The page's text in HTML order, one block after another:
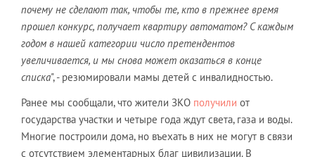
почему не сделают так, чтобы те, кто в прежнее время
прошел конкурс, получает квартиру автоматом? С каждым
годом в нашей категории число претендентов
увеличивается, и мы снова может оказаться в конце
списка", - резюмировали мамы детей с инвалидностью.
Ранее мы сообщали, что жители ЗКО получили от
государства участки и четыре года ждут света, газа и воды.
Многие построили дома, но въехать в них не могут в связи
с отсутствием элементарных благ цивилизации. В